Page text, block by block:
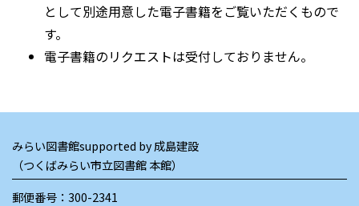
として別途用意した電子書籍をご覧いただくもので
す。
電子書籍のリクエストは受付しておりません。
みらい図書館supported by 成島建設
（つくばみらい市立図書館 本館）
郵便番号：300-2341